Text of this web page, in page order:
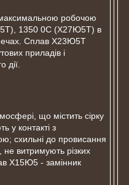
робочою
1350 0С (Х27Ю5Т) в
Сплав Х23Ю5Т
приладів і
дії.
що містить сірку
у контакті з
схильні до провисання
витримують різких
Х15Ю5 - замінник